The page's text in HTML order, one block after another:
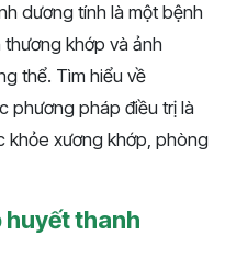
dương tính là một bệnh
khớp và ảnh
thể. Tìm hiểu về
phương pháp điều trị là
khỏe xương khớp, phòng
huyết thanh